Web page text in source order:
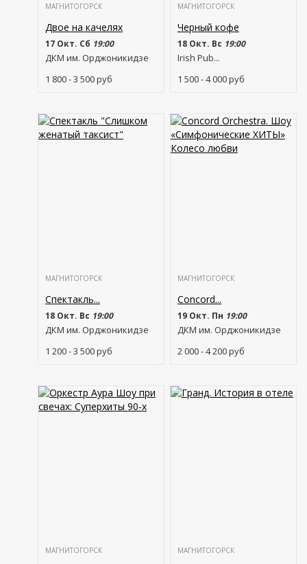
МАГНИТОГОРСК
Двое на качелях
17 Окт. Сб 19:00
ДКМ им. Орджоникидзе
1 800 - 3 500руб
МАГНИТОГОРСК
Черный кофе
18 Окт. Вс 19:00
Irish Pub...
1 500 - 4 000руб
МАГНИТОГОРСК
Спектакль...
18 Окт. Вс 19:00
ДКМ им. Орджоникидзе
1 200 - 3 500руб
МАГНИТОГОРСК
Concord...
19 Окт. Пн 19:00
ДКМ им. Орджоникидзе
2 000 - 4 200руб
МАГНИТОГОРСК МАГНИТОГОРСК